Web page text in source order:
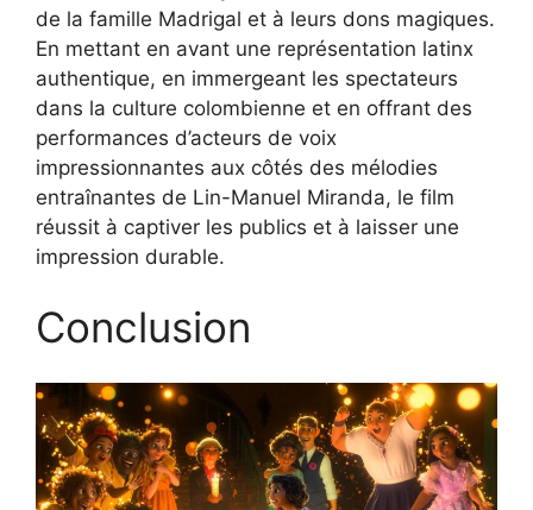
de la famille Madrigal et à leurs dons magiques.
En mettant en avant une représentation latinx
authentique, en immergeant les spectateurs
dans la culture colombienne et en offrant des
performances d’acteurs de voix
impressionnantes aux côtés des mélodies
entraînantes de Lin-Manuel Miranda, le film
réussit à captiver les publics et à laisser une
impression durable.
Conclusion